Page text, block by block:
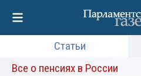
Статьи
Все о пенсиях в России